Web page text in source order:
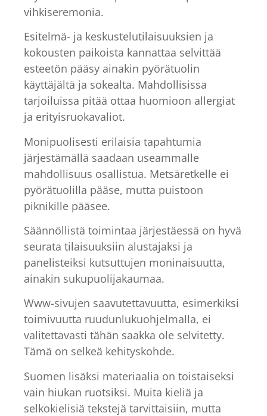
vihkiseremonia.
Esitelmä- ja keskustelutilaisuuksien ja
kokousten paikoista kannattaa selvittää
esteetön pääsy ainakin pyörätuolin
käyttäjältä ja sokealta. Mahdollisissa
tarjoiluissa pitää ottaa huomioon allergiat
ja erityisruokavaliot.
Monipuolisesti erilaisia tapahtumia
järjestämällä saadaan useammalle
mahdollisuus osallistua. Metsäretkelle ei
pyörätuolilla pääse, mutta puistoon
piknikille pääsee.
Säännöllistä toimintaa järjestäessä on hyvä
seurata tilaisuuksiin alustajaksi ja
panelisteiksi kutsuttujen moninaisuutta,
ainakin sukupuolijakaumaa.
Www-sivujen saavutettavuutta, esimerkiksi
toimivuutta ruudunlukuohjelmalla, ei
valitettavasti tähän saakka ole selvitetty.
Tämä on selkeä kehityskohde.
Suomen lisäksi materiaalia on toistaiseksi
vain hiukan ruotsiksi. Muita kieliä ja
selkokielisiä tekstejä tarvittaisiin, mutta